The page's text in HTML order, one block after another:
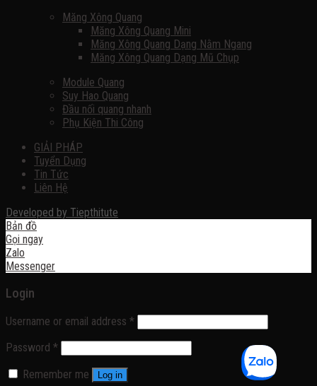
Măng Xông Quang
Măng Xông Quang Mini
Măng Xông Quang Dạng Nằm Ngang
Măng Xông Quang Dạng Mũ Chụp
Module Quang
Suy Hao Quang
Đầu nối quang nhanh
Phụ Kiện Thi Công
GIẢI PHÁP
Tuyển Dụng
Tin Tức
Liên Hệ
Developed by Tiepthitute
Bản đồ
Gọi ngay
Zalo
Messenger
Login
Username or email address *
Password *
Remember me
Log in